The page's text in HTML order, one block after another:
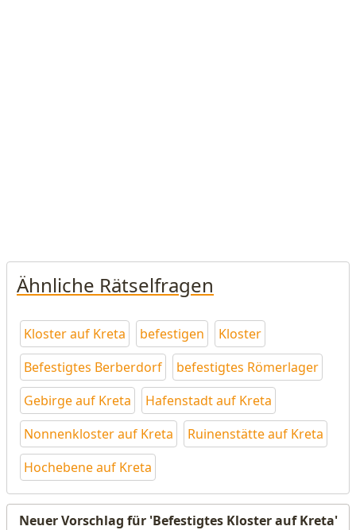
Ähnliche Rätselfragen
Kloster auf Kreta befestigen
Kloster
Befestigtes Berberdorf
befestigtes Römerlager
Gebirge auf Kreta
Hafenstadt auf Kreta
Nonnenkloster auf Kreta
Ruinenstätte auf Kreta
Hochebene auf Kreta
Neuer Vorschlag für 'Befestigtes Kloster auf Kreta'